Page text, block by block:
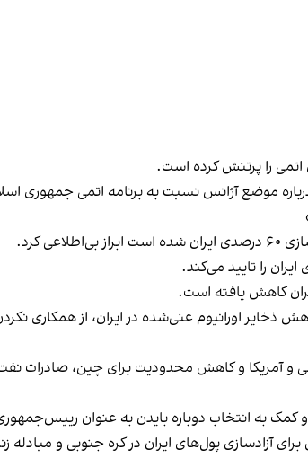
را پر‌تنش کرده است.
درباره موضع آژانس نسبت به برنامه اتمی جمهوری
کرد.
ذخایر اورانیوم غنی‌شده در ایران، از همکاری
و کاهش محدودیت برای چین، صادرات نفت
به انتخاب دوباره بایدن به عنوان رییس‌جمهوری
آزادسازی پول‌های ایران در کره جنوبی و مبادله